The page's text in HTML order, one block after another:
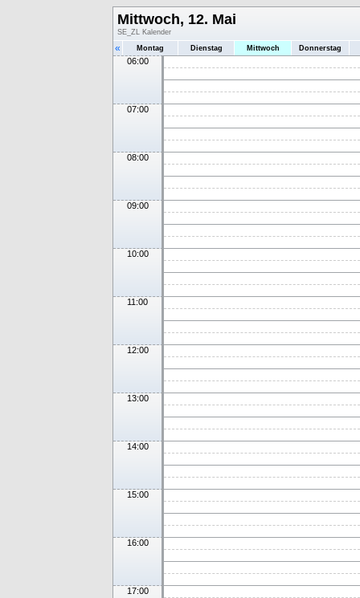
Mittwoch, 12. Mai
SE_ZL Kalender
« Montag Dienstag Mittwoch Donnerstag
06:00
07:00
08:00
09:00
10:00
11:00
12:00
13:00
14:00
15:00
16:00
17:00